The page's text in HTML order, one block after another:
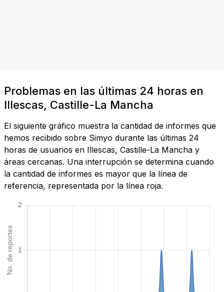
Problemas en las últimas 24 horas en
Illescas, Castille-La Mancha
El siguiente gráfico muestra la cantidad de informes que
hemos recibido sobre Simyo durante las últimas 24
horas de usuarios en Illescas, Castille-La Mancha y
áreas cercanas. Una interrupción se determina cuando
la cantidad de informes es mayor que la línea de
referencia, representada por la línea roja.